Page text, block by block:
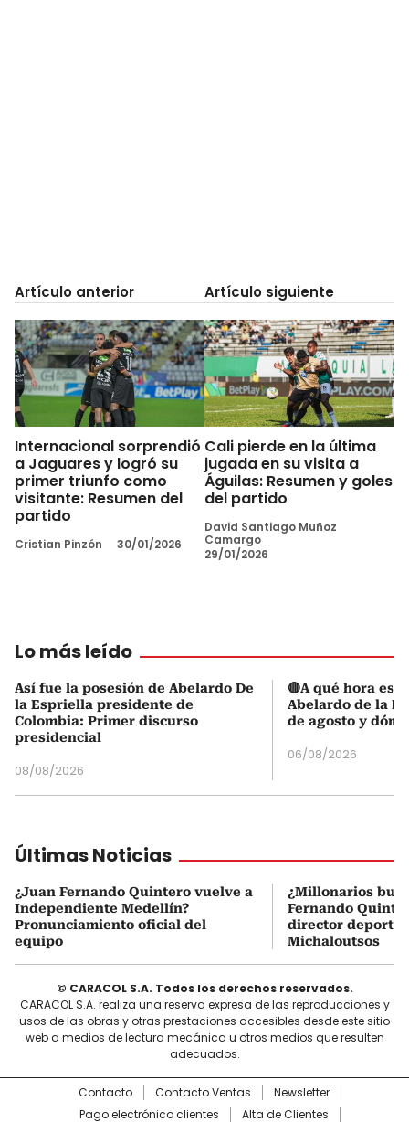
Artículo anterior
Internacional sorprendió
a Jaguares y logró su
primer triunfo como
visitante: Resumen del
partido
Cristian Pinzón 30/01/2026
Artículo siguiente
Cali pierde en la última
jugada en su visita a
Águilas: Resumen y goles
del partido
David Santiago Muñoz
Camargo
29/01/2026
Lo más leído
Así fue la posesión de Abelardo De
la Espriella presidente de
Colombia: Primer discurso
presidencial
08/08/2026
🔴A qué hora es
Abelardo de la
de agosto y
06/08/2026
Últimas Noticias
¿Juan Fernando Quintero vuelve a
Independiente Medellín?
Pronunciamiento oficial del
equipo
¿Millonarios
Fernando
director
Michaloutsos
© CARACOL S.A. Todos los derechos reservados.
CARACOL S.A. realiza una reserva expresa de las reproducciones y
usos de las obras y otras prestaciones accesibles desde este sitio
web a medios de lectura mecánica u otros medios que resulten
adecuados.
Contacto Contacto Ventas
Newsletter
Pago electrónico clientes
Alta de Clientes